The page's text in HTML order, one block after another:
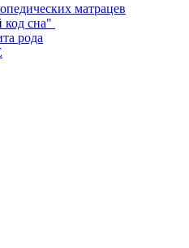
матрацев
код сна"
рода